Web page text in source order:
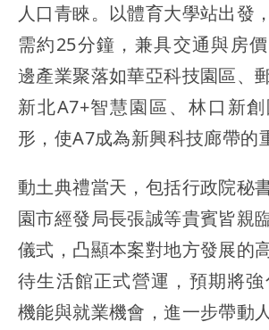
人口青睞。以體育大學站出發
需約25分鐘，兼具交通與房
邊產業聚落如華亞科技園區、
新北A7+智慧園區、林口新
形，使A7成為新興科技廊帶的
動土典禮當天，包括行政院秘
園市經發局長張誠等貴賓皆親
儀式，凸顯本案對地方發展的
待生活館正式營運，預期將
機能與就業機會，進一步帶動